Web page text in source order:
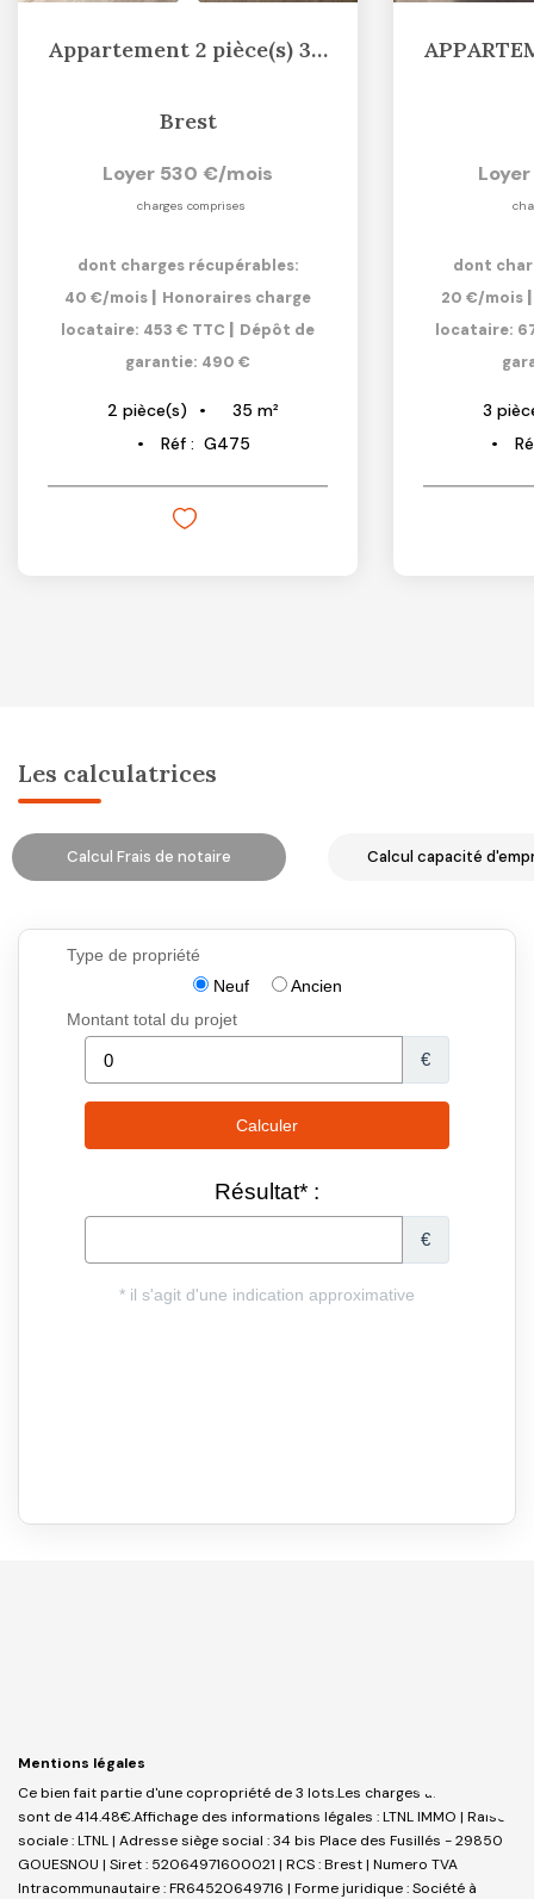
Appartement 2 pièce(s) 34.50 m2
Brest
Loyer 530 €/mois
charges comprises
dont charges récupérables:
40 €/mois | Honoraires charge
locataire: 453 € TTC | Dépôt de
garantie: 490 €
2 pièce(s) 35 m²
Réf : G475
dont
20 €/mois
locataire:
3
Les calculatrices
Calcul Frais de notaire Calcul capacité
Mentions légales
Ce bien fait partie d'une copropriété de 3 lots.Les charges annuelles
sont de 414.48€.Affichage des informations légales : LTNL IMMO | Raison
sociale : LTNL | Adresse siège social : 34 bis Place des Fusillés - 29850
GOUESNOU | Siret : 52064971600021 | RCS : Brest | Numero TVA
Intracommunautaire : FR64520649716 | Forme juridique : Société à